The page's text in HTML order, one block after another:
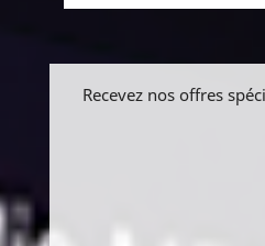
Recevez nos offres